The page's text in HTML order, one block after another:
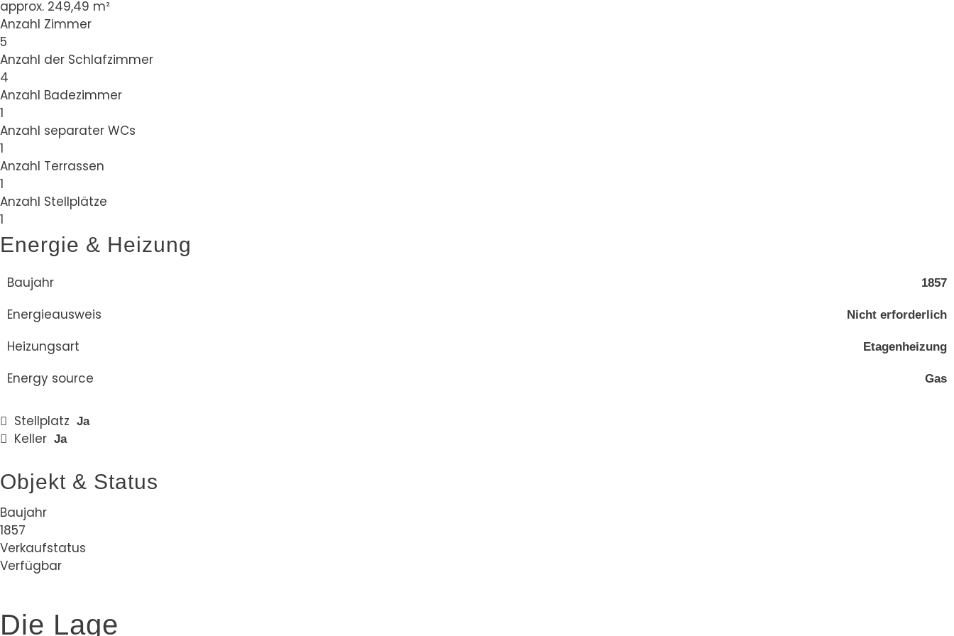
approx. 249,49 m²
Anzahl Zimmer
5
Anzahl der Schlafzimmer
4
Anzahl Badezimmer
1
Anzahl separater WCs
1
Anzahl Terrassen
1
Anzahl Stellplätze
1
Energie & Heizung
Baujahr 1857
Energieausweis Nicht erforderlich
Heizungsart Etagenheizung
Energy source Gas
Stellplatz Ja
Keller Ja
Objekt & Status
Baujahr
1857
Verkaufstatus
Verfügbar
Die Lage